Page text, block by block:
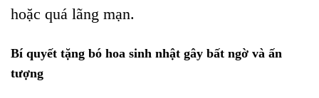
hoặc quá lãng mạn.
Bí quyết tặng bó hoa sinh nhật gây bất ngờ và ấn
tượng